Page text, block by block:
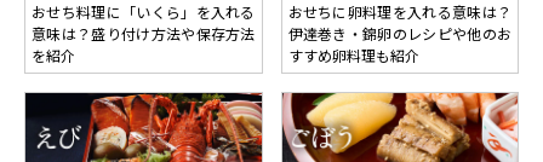
おせち料理に「いくら」を入れる
意味は？盛り付け方法や保存方法
を紹介
おせちに卵料理を入れる意味は？
伊達巻き・錦卵のレシピや他のお
すすめ卵料理も紹介